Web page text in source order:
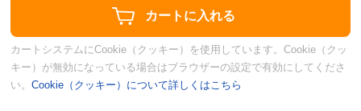
カートシステムにCookie（クッキー）を使用しています。Cookie（クッ
キー）が無効になっている場合はブラウザーの設定で有効にしてくださ
い。Cookie（クッキー）について詳しくはこちら